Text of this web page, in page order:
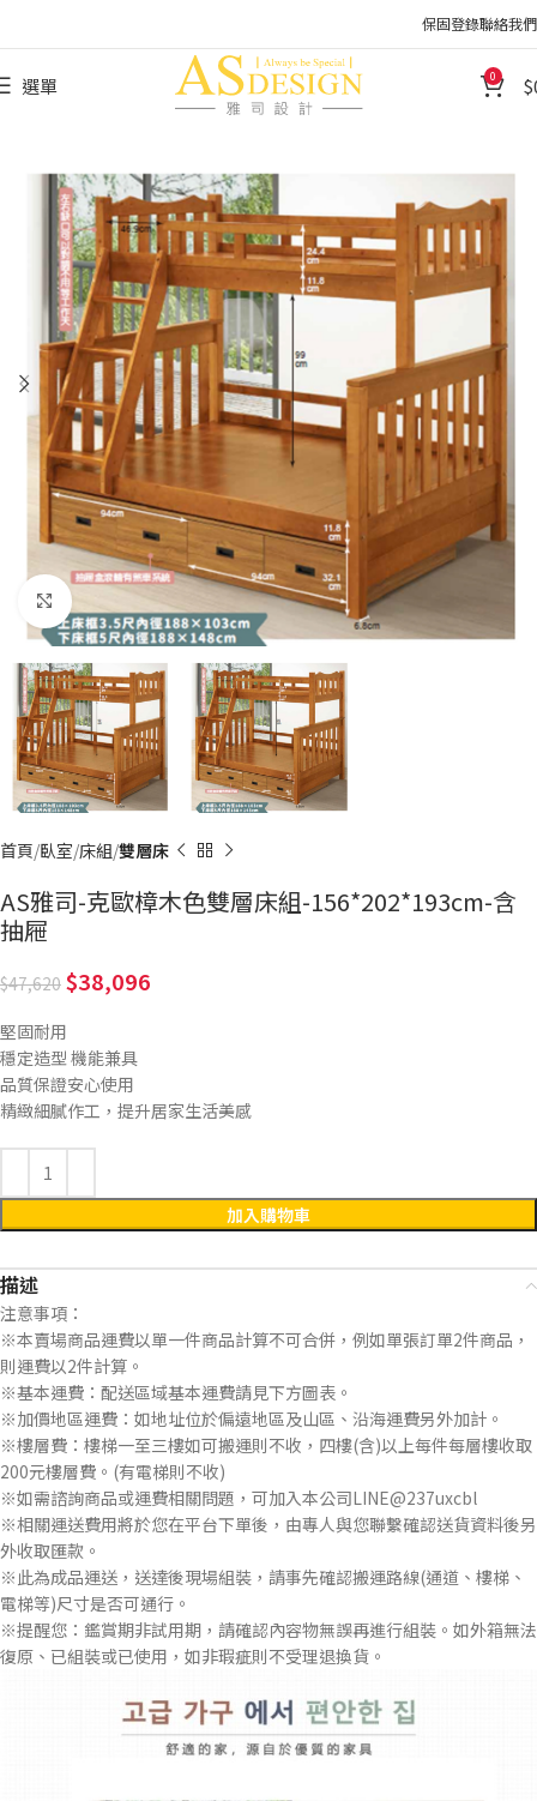
保固登錄聯絡我們
選單 0
Click to enlarge
首頁 臥室 床組 雙層床
AS雅司-克歐樟木色雙層床組-156*202*193cm-含
抽屜
47,620 38,096
堅固耐用
穩定造型 機能兼具
品質保證安心使用
精緻細膩作工，提升居家生活美感
加入購物車
描述
注意事項：
※本賣場商品運費以單一件商品計算不可合併，例如單張訂單2件商品，
則運費以2件計算。
※基本運費：配送區域基本運費請見下方圖表。
※加價地區運費：如地址位於偏遠地區及山區、沿海運費另外加計。
※樓層費：樓梯一至三樓如可搬運則不收，四樓(含)以上每件每層樓收取
200元樓層費。(有電梯則不收)
※如需諮詢商品或運費相關問題，可加入本公司LINE@237uxcbl
※相關運送費用將於您在平台下單後，由專人與您聯繫確認送貨資料後另
外收取匯款。
※此為成品運送，送達後現場組裝，請事先確認搬運路線(通道、樓梯、
電梯等)尺寸是否可通行。
※提醒您：鑑賞期非試用期，請確認內容物無誤再進行組裝。如外箱無法
復原、已組裝或已使用，如非瑕疵則不受理退換貨。